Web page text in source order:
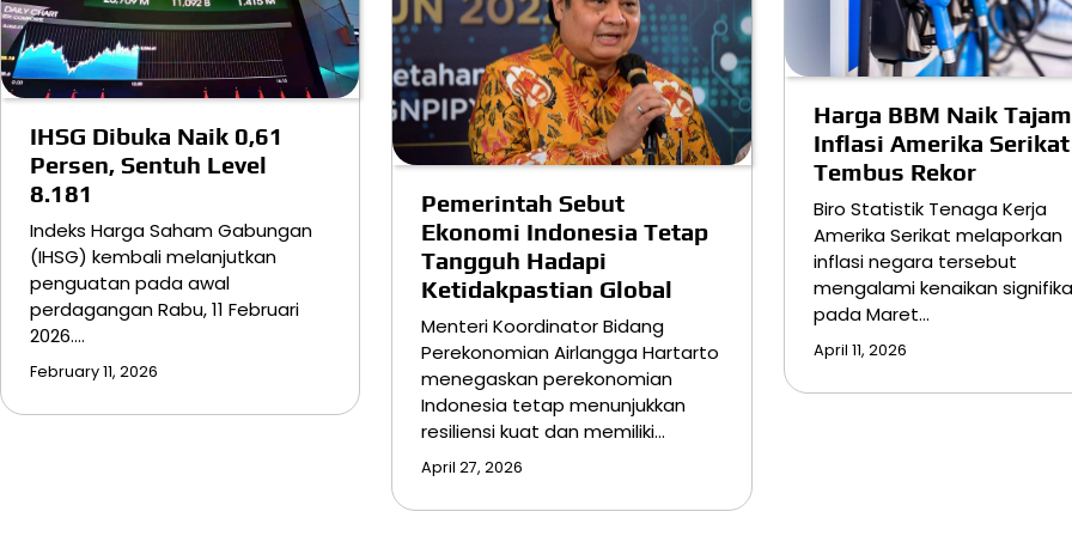
IHSG Dibuka Naik 0,61
Persen, Sentuh Level
8.181
Indeks Harga Saham Gabungan
(IHSG) kembali melanjutkan
penguatan pada awal
perdagangan Rabu, 11 Februari
2026.…
February 11, 2026
Pemerintah Sebut
Ekonomi Indonesia Tetap
Tangguh Hadapi
Ketidakpastian Global
Menteri Koordinator Bidang
Perekonomian Airlangga Hartarto
menegaskan perekonomian
Indonesia tetap menunjukkan
resiliensi kuat dan memiliki…
April 27, 2026
Harga BBM Naik
Inflasi Amerika Serikat
Tembus Rekor
Biro Statistik Tenaga Kerja
Amerika Serikat melaporkan
inflasi negara tersebut
mengalami kenaikan
pada Maret…
April 11, 2026